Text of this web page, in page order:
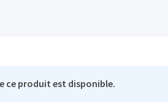
ce produit est disponible.